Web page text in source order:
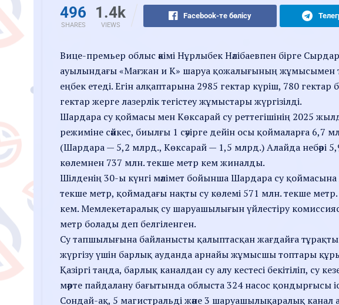
496
SHARES
1.4k
VIEWS
Facebook-те бөлісу
Вице-премьер облыс әкімі Нұрлыбек Нәлібаевпен бірге
ауылындағы «Мағжан и К» шаруа қожалығының жұмысымен
еңбек етеді. Егін алқаптарына 2985 гектар күріш, 780
гектар жерге лазерлік тегістеу жұмыстары жүргізілді.
Шардара су қоймасы мен Көксарай су реттегішінің 2025
режиміне сәйкес, биылғы 1 сәуірге дейін осы қоймаларға
(Шардара — 5,2 млрд., Көксарай — 1,5 млрд.) Алайда небәрі
көлемнен 737 млн. текше метр кем жиналды.
Шілденің 30-ы күнгі мәлімет бойынша Шардара су
текше метр, қоймадағы нақты су көлемі 571 млн. текше
кем. Мемлекетаралық су шаруашылығын үйлестіру
метр болады деп белгіленген.
Су тапшылығына байланысты қалыптасқан жағдайға
жүргізу үшін барлық ауданда арнайы жұмысшы топтары
Қазіргі таңда, барлық каналдан су алу кестесі бекітіліп, су
мәрте пайдалану бағытында облыста 324 насос қондырғысы
Сондай-ақ, 5 магистральді және 3 шаруашылықаралық канал